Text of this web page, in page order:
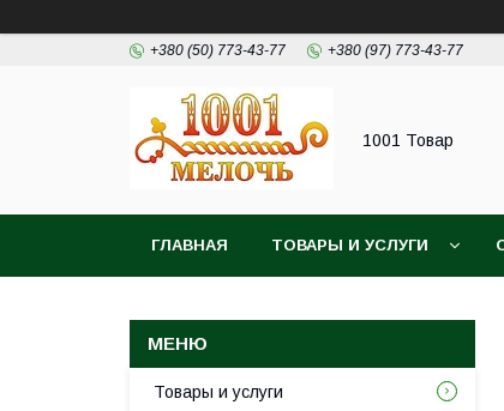
+380 (50) 773-43-77 +380 (97) 773-43-77
1001 Товар
ГЛАВНАЯ ТОВАРЫ И УСЛУГИ
Товары и услуги